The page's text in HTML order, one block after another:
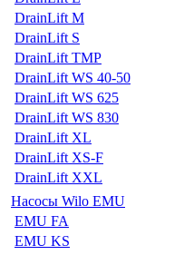
DrainLift M
DrainLift S
DrainLift TMP
DrainLift WS 40-50
DrainLift WS 625
DrainLift WS 830
DrainLift XL
DrainLift XS-F
DrainLift XXL
Насосы Wilo EMU
EMU FA
EMU KS